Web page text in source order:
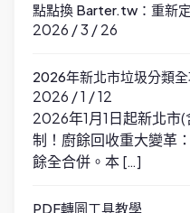
點點換 Barter.tw：重新
2026 / 3 / 26
2026年新北市垃圾分類
2026 / 1 / 12
2026年1月1日起新北市
制！廚餘回收重大變革
餘全合併。本 […]
PDF轉圖工具教學